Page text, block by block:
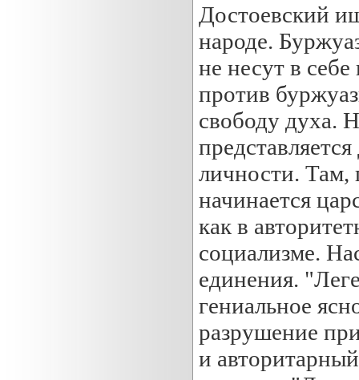
Достоевский
народе.
не несут в
против
свободу духа.
личности. Там,
начинается
как в
социализме.
единения.
гениальное
разрушение
и